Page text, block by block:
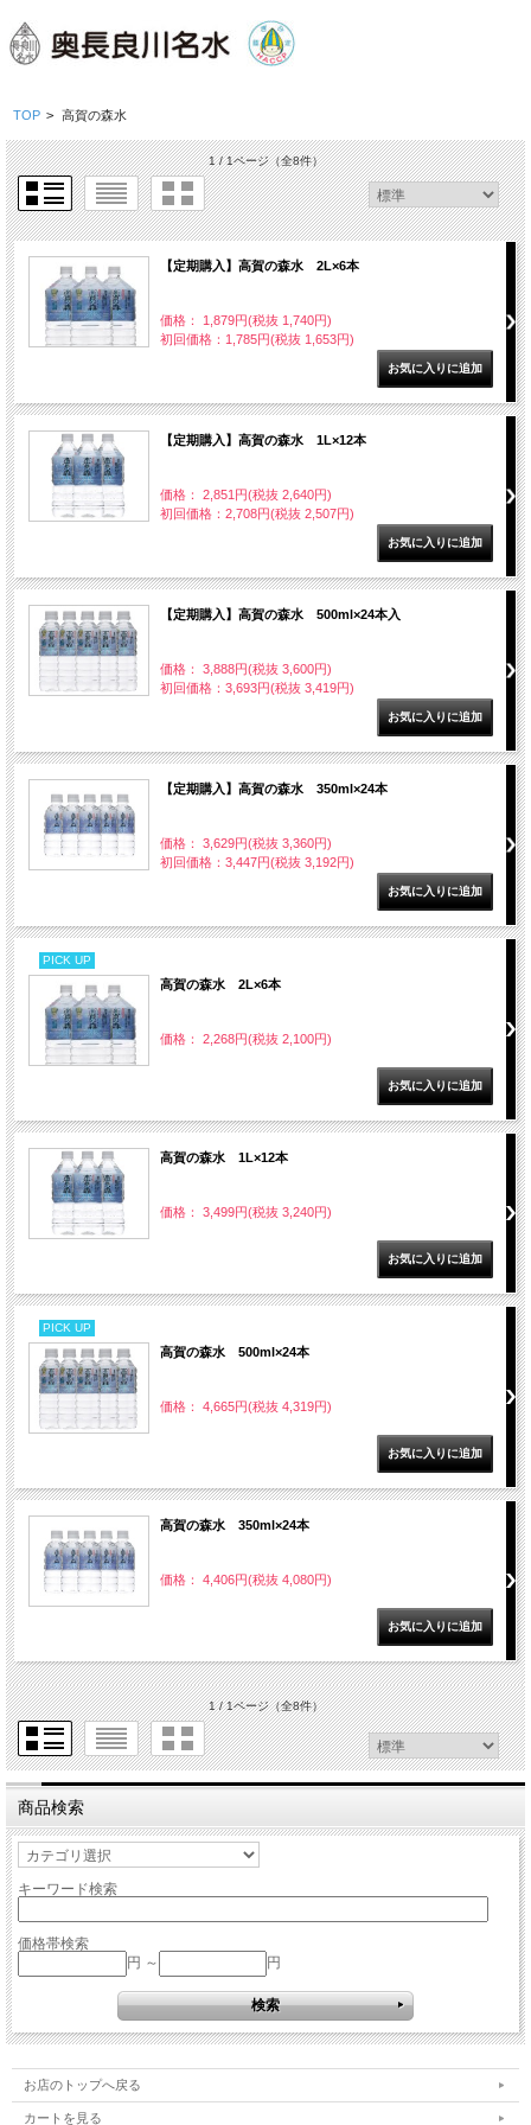
TOP > 高賀の森水
1 / 1ページ（全8件）
【定期購入】高賀の森水 2L×6本
価格： 1,879円(税抜 1,740円)
初回価格：1,785円(税抜 1,653円)
【定期購入】高賀の森水 1L×12本
価格： 2,851円(税抜 2,640円)
初回価格：2,708円(税抜 2,507円)
【定期購入】高賀の森水 500ml×24本入
価格： 3,888円(税抜 3,600円)
初回価格：3,693円(税抜 3,419円)
【定期購入】高賀の森水 350ml×24本
価格： 3,629円(税抜 3,360円)
初回価格：3,447円(税抜 3,192円)
PICK UP
高賀の森水 2L×6本
価格： 2,268円(税抜 2,100円)
高賀の森水 1L×12本
価格： 3,499円(税抜 3,240円)
PICK UP
高賀の森水 500ml×24本
価格： 4,665円(税抜 4,319円)
高賀の森水 350ml×24本
価格： 4,406円(税抜 4,080円)
1 / 1ページ（全8件）
商品検索
キーワード検索
価格帯検索
円 ～
円
お店のトップへ戻る
カートを見る